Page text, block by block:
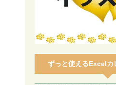
ずっと使えるExcelカ